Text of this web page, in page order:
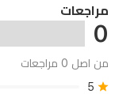
وضع
النوم،
إعادة
التشغيل
مراجعات
0
من اصل 0 مراجعات
5